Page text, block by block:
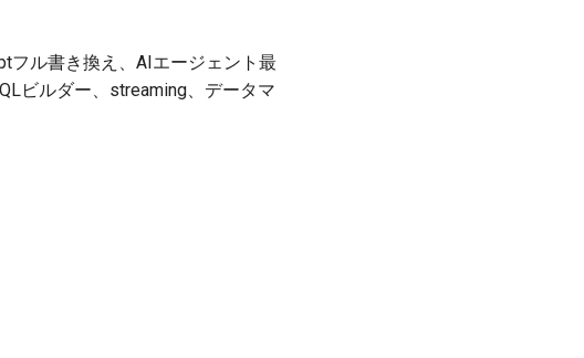
フル書き換え、AIエージェント最
ビルダー、streaming、データマ